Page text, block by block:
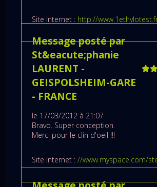
Site Internet : http://
Message posté par
St&eacute;phanie
LAURENT -
GEISPOLSHEIM-GARE
- FRANCE
le 17/03/2012 à 21:07
Bravo. Super conception.
Merci pour le clin d'oeil !!!
Site Internet ://www.myspace.com/